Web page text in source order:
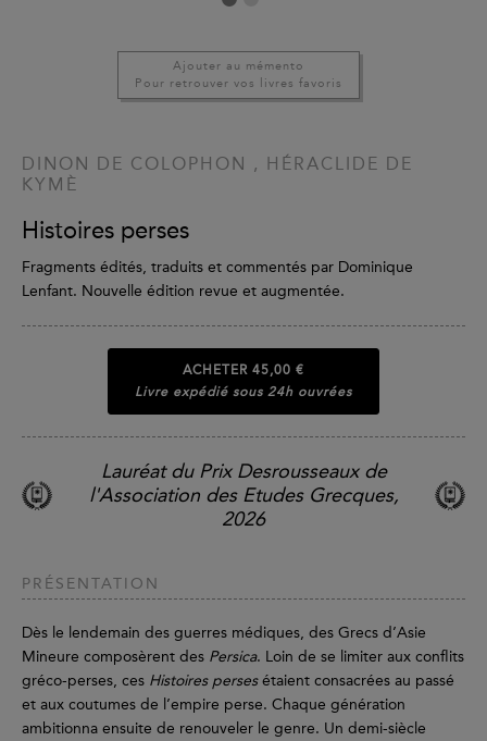
Ajouter au mémento
Pour retrouver vos livres favoris
DINON DE COLOPHON , HÉRACLIDE DE
KYMÈ
Histoires perses
Fragments édités, traduits et commentés par Dominique
Lenfant. Nouvelle édition revue et augmentée.
ACHETER 45,00 €
Livre expédié sous 24h ouvrées
Lauréat du Prix Desrousseaux de
l'Association des Etudes Grecques,
2026
PRÉSENTATION
Dès le lendemain des guerres médiques, des Grecs d’Asie
Mineure composèrent des Persica. Loin de se limiter aux conflits
gréco-perses, ces Histoires persesétaient consacrées au passé
et aux coutumes de l’empire perse. Chaque génération
ambitionna ensuite de renouveler le genre. Un demi-siècle